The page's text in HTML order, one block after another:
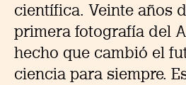
científica. Veinte años
primera fotografía del
hecho que cambió el
ciencia para siempre.